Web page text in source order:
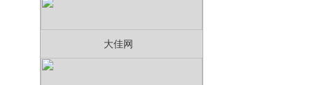
大佳网